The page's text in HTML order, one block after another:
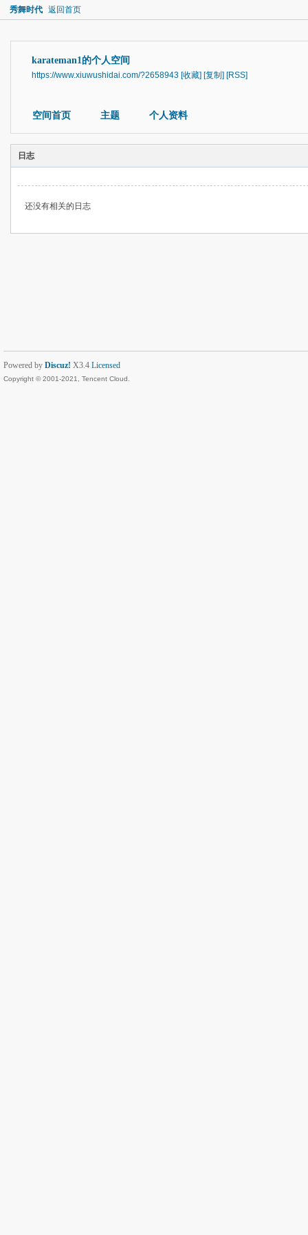
秀舞时代 返回首页
karateman1的个人空间
https://www.xiuwushidai.com/?2658943 [收藏] [复制] [RSS]
空间首页 主题 个人资料
日志
还没有相关的日志
Powered by Discuz! X3.4 Licensed
Copyright © 2001-2021, Tencent Cloud.